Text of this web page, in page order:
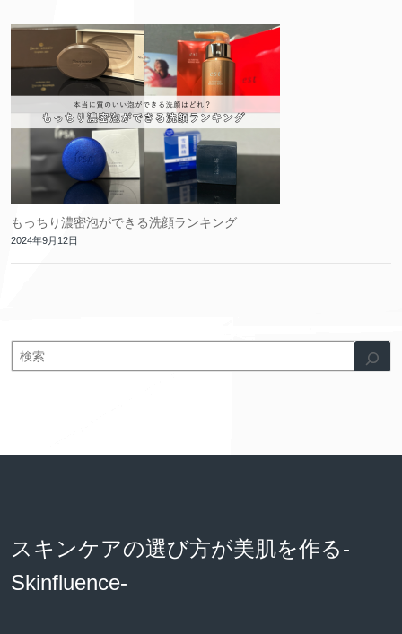
もっちり濃密泡ができる洗顔ランキング
2024年9月12日
スキンケアの選び方が美肌を作る-
Skinfluence-